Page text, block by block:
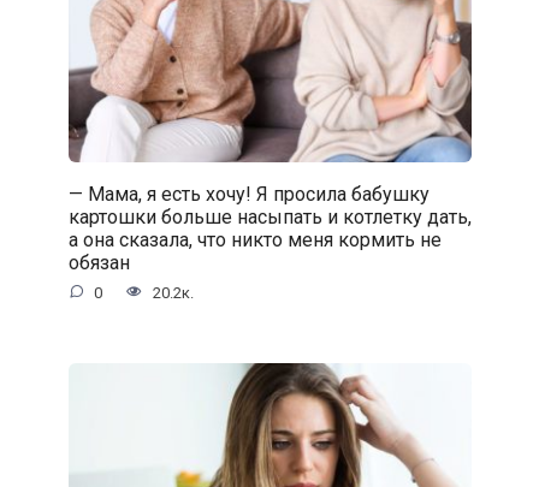
— Мама, я есть хочу! Я просила бабушку
картошки больше насыпать и котлетку дать,
а она сказала, что никто меня кормить не
обязан
0 20.2к.